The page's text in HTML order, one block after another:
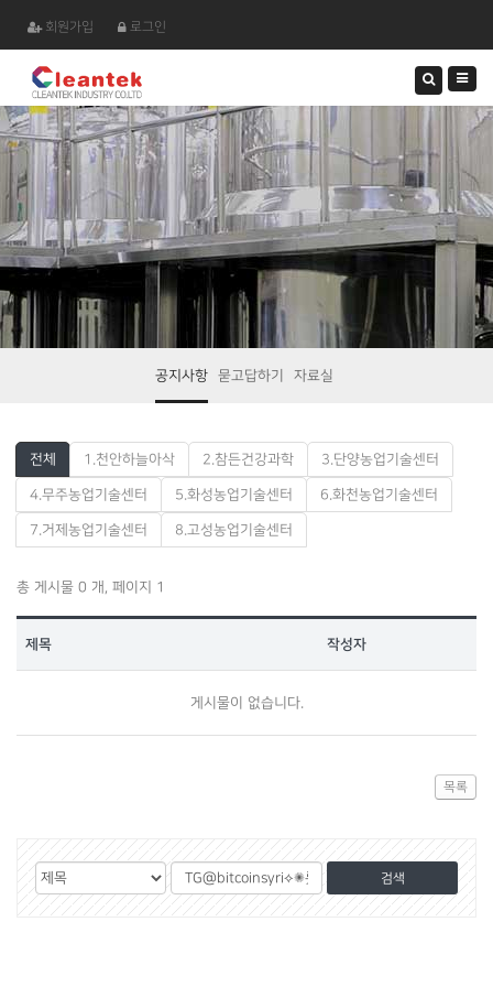
회원가입 로그인
검
색
하
기
공지사항 묻고답하기 자료실
전체 1.천안하늘아삭 2.참든건강과학 3.단양농업기술센터
4.무주농업기술센터 5.화성농업기술센터 6.화천농업기술센터
7.거제농업기술센터 8.고성농업기술센터
총 게시물 0 개, 페이지 1
제목 작성자
게시물이 없습니다.
목록
게
시
검
색
색